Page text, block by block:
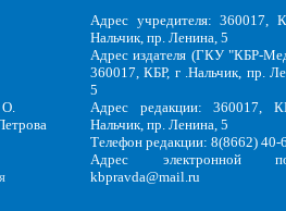
Адрес учредителя: 360017,
Нальчик, пр. Ленина, 5
Адрес издателя (ГКУ "КБР-
360017, КБР, г .Нальчик, пр.
5
Адрес редакции: 360017,
Нальчик, пр. Ленина, 5
Телефон редакции: 8(8662) 40-
Адрес электронной
kbpravda@mail.ru